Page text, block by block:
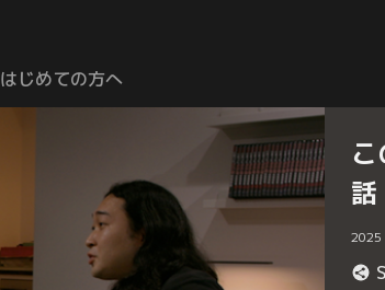
はじめての方へ
話
2025